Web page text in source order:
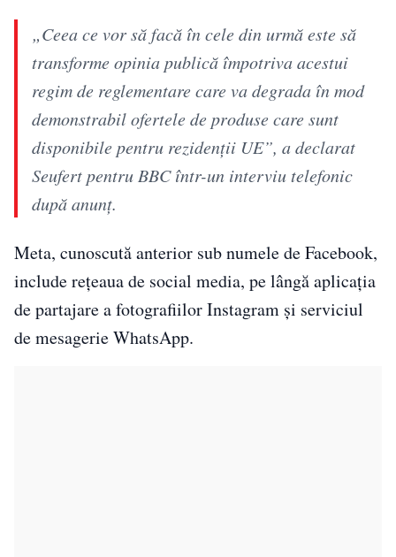
„Ceea ce vor să facă în cele din urmă este să
transforme opinia publică împotriva acestui
regim de reglementare care va degrada în mod
demonstrabil ofertele de produse care sunt
disponibile pentru rezidenții UE”, a declarat
Seufert pentru BBC într-un interviu telefonic
după anunț.
Meta, cunoscută anterior sub numele de Facebook,
include rețeaua de social media, pe lângă aplicația
de partajare a fotografiilor Instagram și serviciul
de mesagerie WhatsApp.